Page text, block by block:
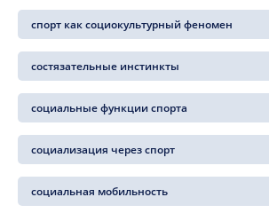
спорт как социокультурный феномен
состязательные инстинкты
социальные функции спорта
социализация через спорт
социальная мобильность